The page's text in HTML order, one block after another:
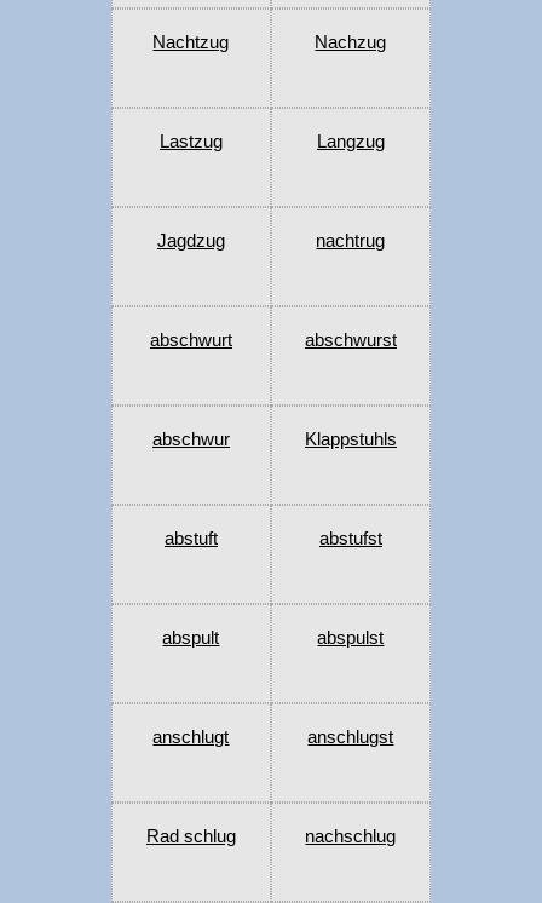
Nachtzug Nachzug
Lastzug Langzug
Jagdzug nachtrug
abschwurt abschwurst
abschwur Klappstuhls
abstuft abstufst
abspult abspulst
anschlugt anschlugst
Rad schlug nachschlug